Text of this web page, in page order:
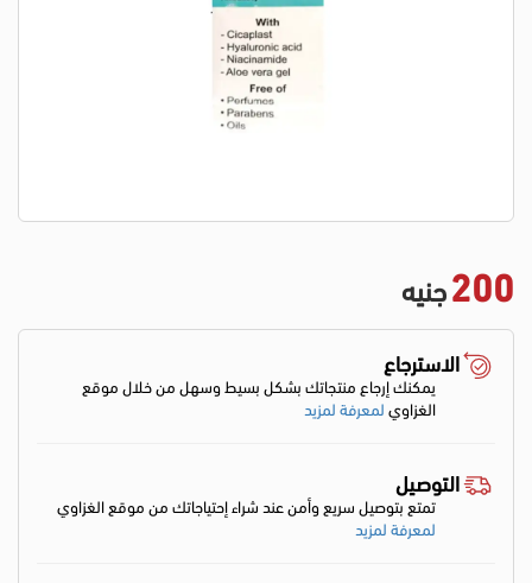
200جنيه
الاسترجاع
يمكنك إرجاع منتجاتك بشكل بسيط وسهل من خلال موقع
الغزاويلمعرفة لمزيد
التوصيل
تمتع بتوصيل سريع وأمن عند شراء إحتياجاتك من موقع الغزاوي
لمعرفة لمزيد